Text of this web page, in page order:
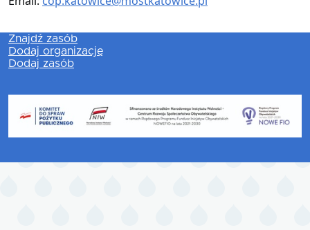
Znajdź zasób
Dodaj organizację
Dodaj zasób